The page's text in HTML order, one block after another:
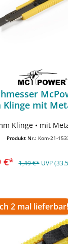
Klinge mit
Klinge • mit
Produkt Nr.: Kom-21-
€* 1,49 €* UVP
In den
2 mal lieferbar!